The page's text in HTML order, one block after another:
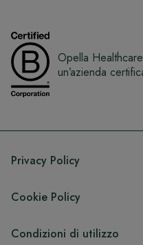
Opella
un’azienda
Privacy Policy
Cookie Policy
Condizioni di utilizzo